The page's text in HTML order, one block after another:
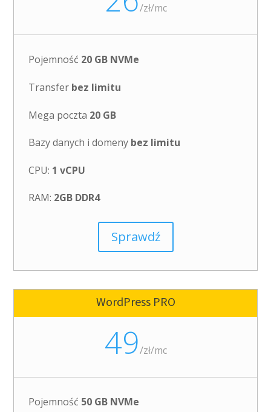
/zł/mc
Pojemność 20 GB NVMe
Transfer bez limitu
Mega poczta 20 GB
Bazy danych i domeny bez limitu
CPU: 1 vCPU
RAM: 2GB DDR4
Sprawdź
WordPress PRO
49/zł/mc
Pojemność 50 GB NVMe